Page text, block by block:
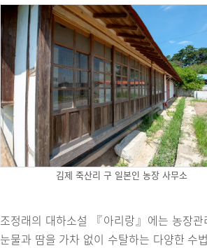
김제 죽산리 구 일본인 농장 사무소
조정래의 대하소설 『아리랑』에는 농장
눈물과 땀을 가차 없이 수탈하는 다양한 수